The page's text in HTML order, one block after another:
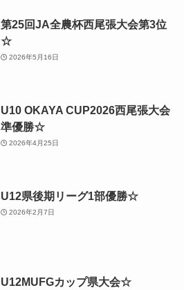
第25回JA全農杯西尾張大会第3位
☆
2026年5月16日
U10 OKAYA CUP2026西尾張大会
準優勝☆
2026年4月25日
U12県後期リーグ1部優勝☆
2026年2月7日
U12MUFGカップ県大会☆